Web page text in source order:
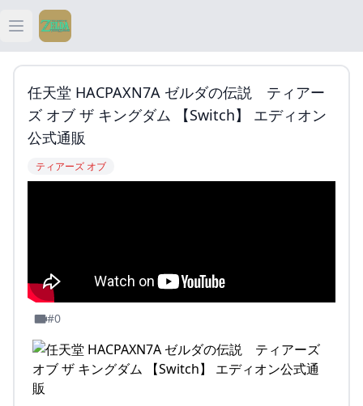
Open main menu
ティアキン
ティアキン 祠
任天堂 HACPAXN7A ゼルダの伝説 ティアー
ズ オブ ザ キングダム 【Switch】 エディオン
公式通販
ティアーズ オブ
#0